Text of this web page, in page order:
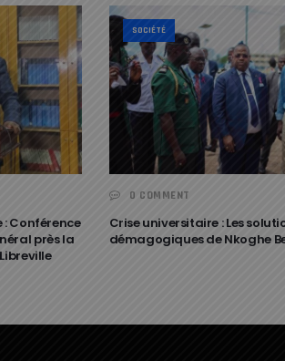
: Conférence
près la
SOCIÉTÉ
0 COMMENT
Crise universitaire : Les
démagogiques de Nkoghe